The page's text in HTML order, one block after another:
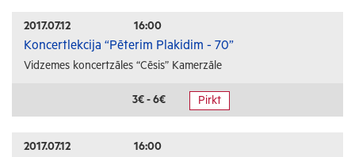
2017.07.12 16:00
Koncertlekcija “Pēterim Plakidim - 70”
Vidzemes koncertzāles “Cēsis” Kamerzāle
3€ - 6€ Pirkt
2017.07.12 16:00